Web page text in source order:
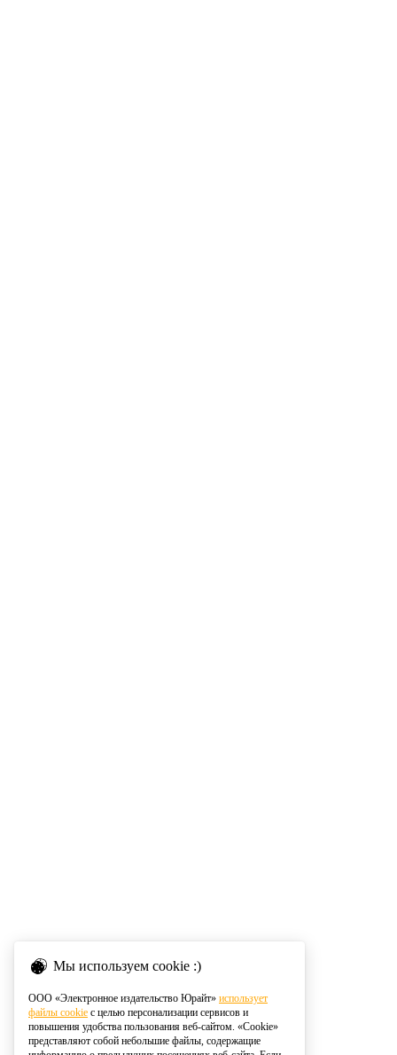
Мы используем cookie :)
ООО «Электронное издательство Юрайт» использует
файлы cookie с целью персонализации сервисов и
повышения удобства пользования веб-сайтом. «Cookie»
представляют собой небольшие файлы, содержащие